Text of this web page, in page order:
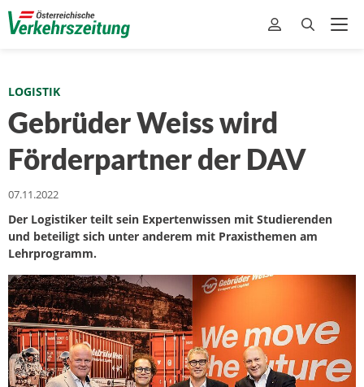
LOGISTIK
Gebrüder Weiss wird
Förderpartner der DAV
07.11.2022
Der Logistiker teilt sein Expertenwissen mit Studierenden
und beteiligt sich unter anderem mit Praxisthemen am
Lehrprogramm.